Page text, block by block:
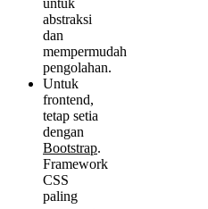
abstraksi
dan
mempermudah
pengolahan.
Untuk
frontend,
tetap setia
dengan
Bootstrap.
Framework
CSS
paling